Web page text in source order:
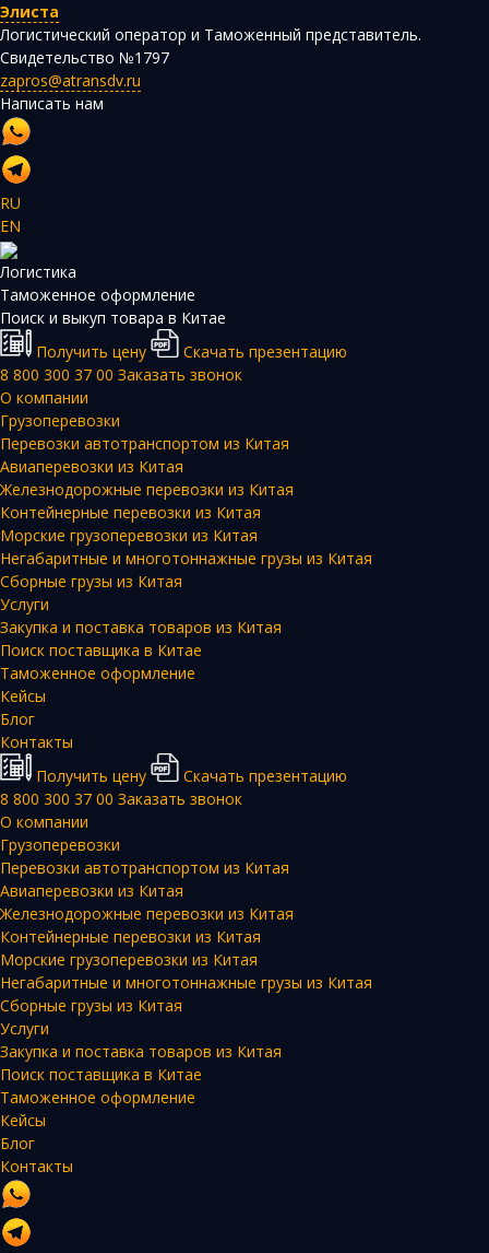
Элиста
Логистический оператор и Таможенный представитель.
Свидетельство №1797
zapros@atransdv.ru
Написать нам
RU
EN
Логистика
Таможенное оформление
Поиск и выкуп товара в Китае
Получить цену
Скачать презентацию
8 800 300 37 00 Заказать звонок
О компании
Грузоперевозки
Перевозки автотранспортом из Китая
Авиаперевозки из Китая
Железнодорожные перевозки из Китая
Контейнерные перевозки из Китая
Морские грузоперевозки из Китая
Негабаритные и многотоннажные грузы из Китая
Сборные грузы из Китая
Услуги
Закупка и поставка товаров из Китая
Поиск поставщика в Китае
Таможенное оформление
Кейсы
Блог
Контакты
Получить цену
Скачать презентацию
8 800 300 37 00 Заказать звонок
О компании
Грузоперевозки
Перевозки автотранспортом из Китая
Авиаперевозки из Китая
Железнодорожные перевозки из Китая
Контейнерные перевозки из Китая
Морские грузоперевозки из Китая
Негабаритные и многотоннажные грузы из Китая
Сборные грузы из Китая
Услуги
Закупка и поставка товаров из Китая
Поиск поставщика в Китае
Таможенное оформление
Кейсы
Блог
Контакты